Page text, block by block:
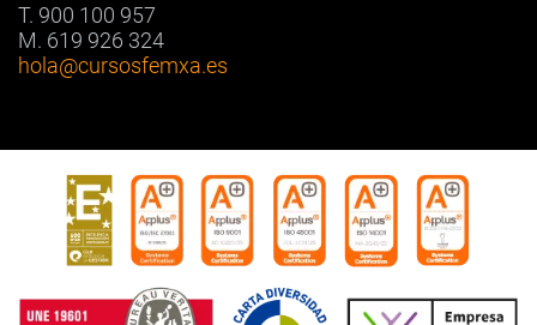
T. 900 100 957
M. 619 926 324
hola@cursosfemxa.es